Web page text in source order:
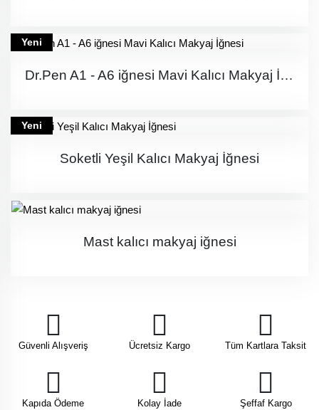
Yeni
Dr.Pen A1 - A6 iğnesi Mavi Kalıcı Makyaj İğnesi
Yeni
Soketli Yeşil Kalıcı Makyaj İğnesi
Mast kalıcı makyaj iğnesi
Güvenli Alışveriş Ücretsiz Kargo Tüm Kartlara Taksit
Kapıda Ödeme Kolay İade Şeffaf Kargo